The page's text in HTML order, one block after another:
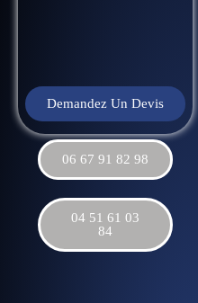
Demandez Un Devis
06 67 91 82 98
04 51 61 03
84